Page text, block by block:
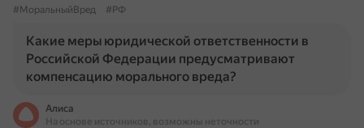
#МоральныйВред
#РФ
Какие меры юридической ответственности в
Российской Федерации предусматривают
компенсацию морального вреда?
Алиса
На основе источников, возможны неточности